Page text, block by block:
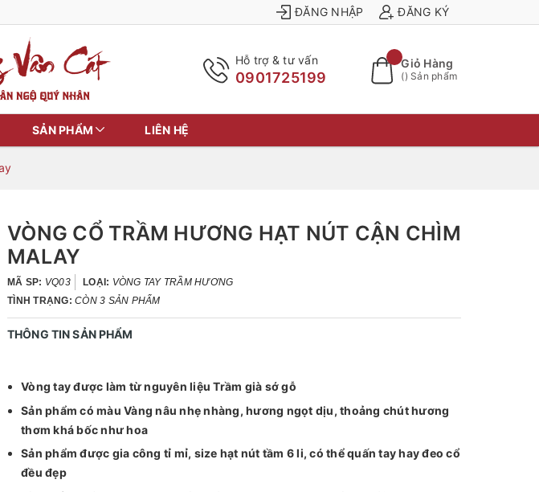
ĐĂNG NHẬP ĐĂNG KÝ
Hỗ trợ & tư vấn
0901725199
Giỏ Hàng
() Sản phẩm
SẢN PHẨM LIÊN HỆ
VÒNG CỔ TRẦM HƯƠNG HẠT NÚT CẬN CHÌM
MALAY
MÃ SP: VQ03 LOẠI: VÒNG TAY TRẦM HƯƠNG
TÌNH TRẠNG: CÒN 3 SẢN PHẨM
THÔNG TIN SẢN PHẨM
Vòng tay được làm từ nguyên liệu Trầm già sớ gỗ
Sản phẩm có màu Vàng nâu nhẹ nhàng, hương ngọt dịu, thoảng chút hương
thơm khá bốc như hoa
Sản phẩm được gia công tỉ mỉ, size hạt nút tầm 6 li, có thể quấn tay hay đeo cổ
đều đẹp